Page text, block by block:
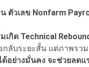
ตัวเลข Nonfarm
กิด Technical
ลับระยะสั้น แต่ภาพรวม
ด้อย่างมั่นคง จะช่วยลด